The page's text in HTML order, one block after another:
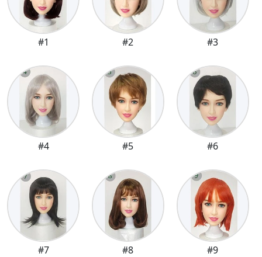
#1 #2 #3
#4 #5 #6
#7 #8 #9